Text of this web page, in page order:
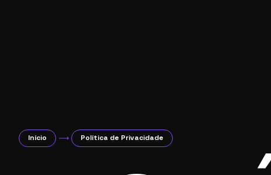
Início Política de Privacidade